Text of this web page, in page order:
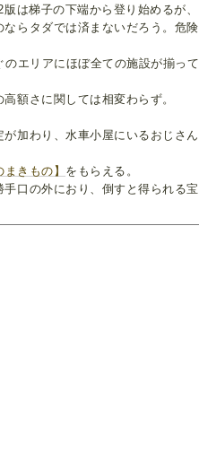
は梯子の下端から登り始めるが
らタダでは済まないだろう。危
エリアにほぼ全ての施設が揃っ
額さに関しては相変わらず。
加わり、水車小屋にいるおじさ
まきもの】 をもらえる。
口の外におり、倒すと得られる